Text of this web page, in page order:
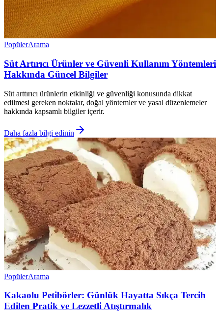
PopülerArama
Süt Artırıcı Ürünler ve Güvenli Kullanım Yöntemleri
Hakkında Güncel Bilgiler
Süt arttırıcı ürünlerin etkinliği ve güvenliği konusunda dikkat
edilmesi gereken noktalar, doğal yöntemler ve yasal düzenlemeler
hakkında kapsamlı bilgiler içerir.
Daha fazla bilgi edinin
PopülerArama
Kakaolu Petibörler: Günlük Hayatta Sıkça Tercih
Edilen Pratik ve Lezzetli Atıştırmalık